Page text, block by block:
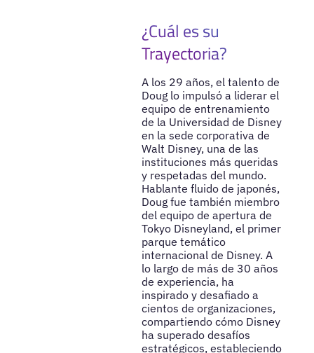
¿Cuál es su
Trayectoria?
A los 29 años, el talento de
Doug lo impulsó a liderar el
equipo de entrenamiento
de la Universidad de Disney
en la sede corporativa de
Walt Disney, una de las
instituciones más queridas
y respetadas del mundo.
Hablante fluido de japonés,
Doug fue también miembro
del equipo de apertura de
Tokyo Disneyland, el primer
parque temático
internacional de Disney. A
lo largo de más de 30 años
de experiencia, ha
inspirado y desafiado a
cientos de organizaciones,
compartiendo cómo Disney
ha superado desafíos
estratégicos, estableciendo